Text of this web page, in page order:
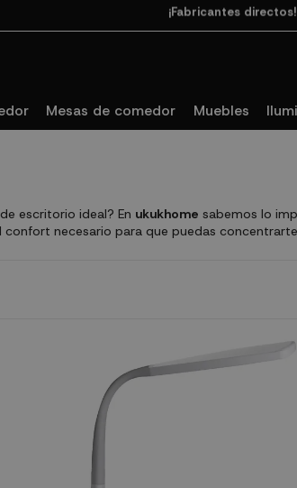
Paga en 3
Mesas de comedor Muebles
escritorio ideal? En ukukhome sabemos lo
necesario para que puedas